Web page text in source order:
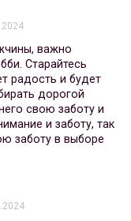
важно
Старайтесь
радость и будет
дорогой
свою заботу и
и заботу, так
заботу в выборе